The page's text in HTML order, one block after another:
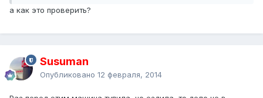
а как это проверить?
Susuman
Опубликовано 12 февраля, 2014